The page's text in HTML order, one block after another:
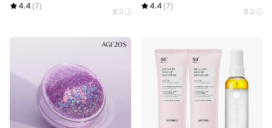
4.4 (7)
광고
4.4 (7)
광고